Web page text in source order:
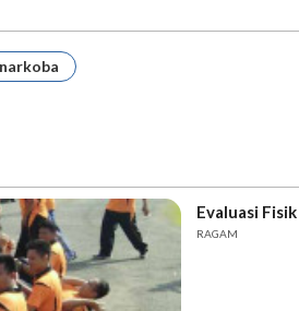
Evaluasi
RAGAM